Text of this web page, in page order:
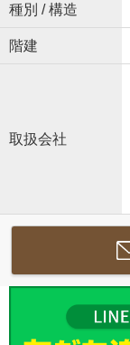
種別 / 構造
階建
取扱会社